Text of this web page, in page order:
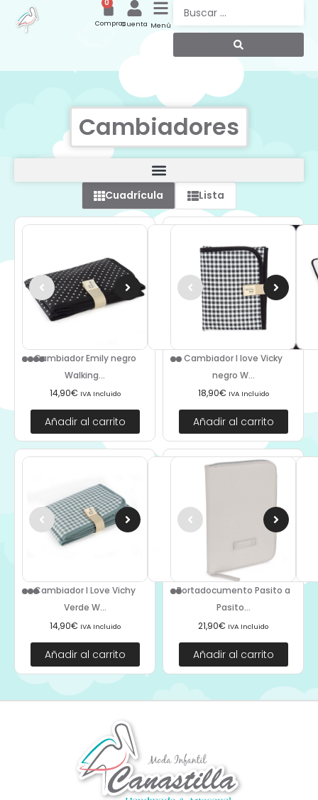
Menú
Cuenta
0
Compras
Cambiadores
Cuadrícula Lista
Cambiador Emily negro
Walking...
14,90€ IVA Incluido
Añadir al carrito
Cambiador I love Vicky
negro W...
18,90€ IVA Incluido
Añadir al carrito
Cambiador I Love Vichy
Verde W...
14,90€ IVA Incluido
Añadir al carrito
Portadocumento Pasito a
Pasito...
21,90€ IVA Incluido
Añadir al carrito